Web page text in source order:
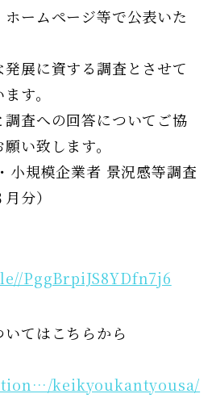
ームページ等で公表いた
展に資する調査とさせて
す。
査への回答についてご協
い致します。
小規模企業者 景況感等調査
分）
PggBrpiJS8YDfn7j6
てはこちらから
keikyoukantyousa/